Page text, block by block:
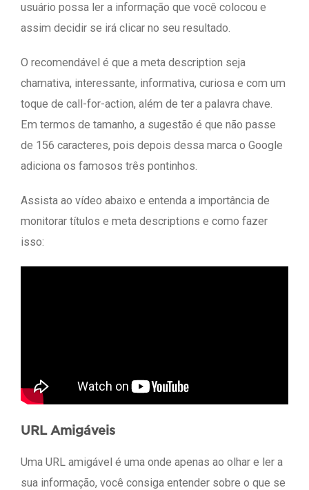
usuário possa ler a informação que você colocou e
assim decidir se irá clicar no seu resultado.
O recomendável é que a meta description seja
chamativa, interessante, informativa, curiosa e com um
toque de call-for-action, além de ter a palavra chave.
Em termos de tamanho, a sugestão é que não passe
de 156 caracteres, pois depois dessa marca o Google
adiciona os famosos três pontinhos.
Assista ao vídeo abaixo e entenda a importância de
monitorar títulos e meta descriptions e como fazer
isso:
URL Amigáveis
Uma URL amigável é uma onde apenas ao olhar e ler a
sua informação, você consiga entender sobre o que se